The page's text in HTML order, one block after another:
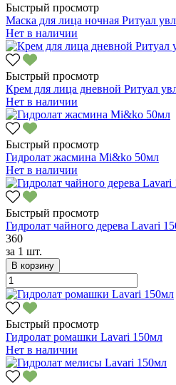
Быстрый просмотр
Маска для лица ночная Ритуал
Нет в наличии
Быстрый просмотр
Крем для лица дневной Ритуал
Нет в наличии
Быстрый просмотр
Гидролат жасмина Mi&ko 50мл
Нет в наличии
Быстрый просмотр
Гидролат чайного дерева Lavari
360
за 1 шт.
В корзину
Быстрый просмотр
Гидролат ромашки Lavari 150мл
Нет в наличии